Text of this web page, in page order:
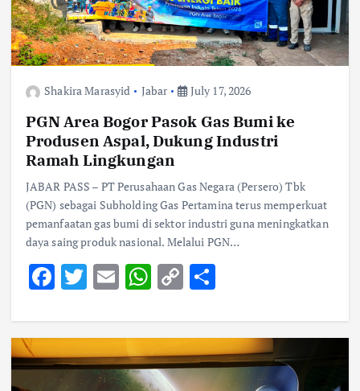
Shakira Marasyid Jabar July 17, 2026
PGN Area Bogor Pasok Gas Bumi ke
Produsen Aspal, Dukung Industri
Ramah Lingkungan
JABAR PASS – PT Perusahaan Gas Negara (Persero) Tbk
(PGN) sebagai Subholding Gas Pertamina terus memperkuat
pemanfaatan gas bumi di sektor industri guna meningkatkan
daya saing produk nasional. Melalui PGN…
F
e
b
o
T
it
te
r
E
ai
l
W
at
s
A
C
p
y
Li
S
ar
e